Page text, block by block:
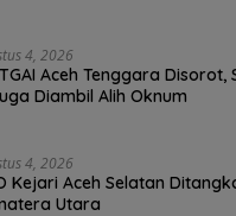
4, 2026
Aceh Tenggara Disorot,
Diambil Alih Oknum
4, 2026
Kejari Aceh Selatan
Utara